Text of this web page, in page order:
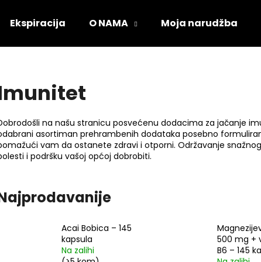
Ekspiracija O NAMA Moja narudžba
na našu stranicu posvećenu dodacima za jačanje
asortiman prehrambenih dodataka posebno
vam da ostanete zdravi i otporni. Održavanje
i podršku vašoj općoj dobrobiti.
Acai Bobica – 145
kapsula
Na zalihi
500 mg +
B6 – 145
Preporučujemo